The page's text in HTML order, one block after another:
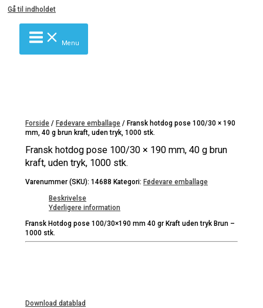
Gå til indholdet
Menu
Forside / Fødevare emballage / Fransk hotdog pose 100/30 × 190
mm, 40 g brun kraft, uden tryk, 1000 stk.
Fransk hotdog pose 100/30 × 190 mm, 40 g brun
kraft, uden tryk, 1000 stk.
Varenummer (SKU):14688 Kategori:Fødevare emballage
Beskrivelse
Yderligere information
Fransk Hotdog pose 100/30×190 mm 40 gr Kraft uden tryk Brun –
1000 stk.
Download datablad